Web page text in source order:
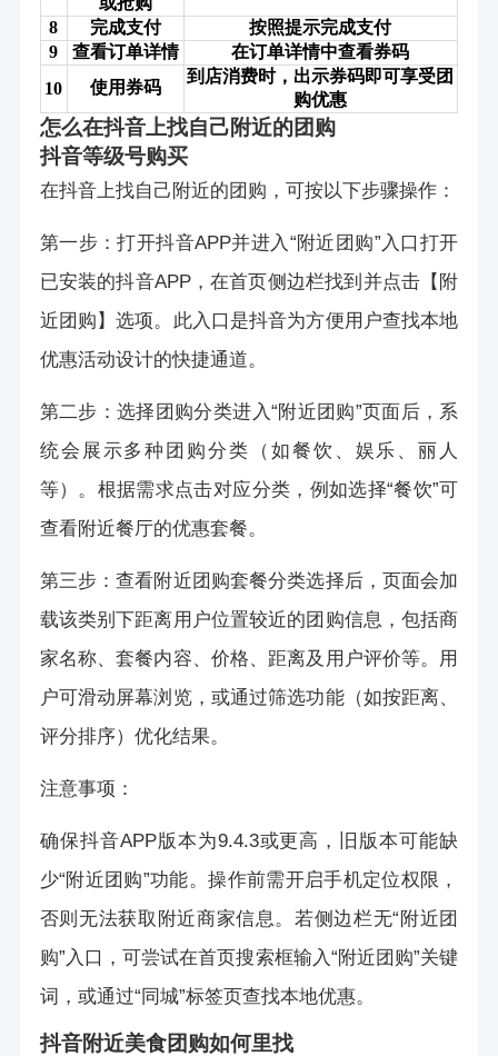
8
完成支付
按照提示完成支付
9
查看订单详情
在订单详情中查看券码
10
使用券码
到店消费时，出示券码即可享受团
购优惠
怎么在抖音上找自己附近的团购
抖音等级号购买
在抖音上找自己附近的团购，可按以下步骤操作：
第一步：打开抖音APP并进入“附近团购”入口打开
已安装的抖音APP，在首页侧边栏找到并点击【附
近团购】选项。此入口是抖音为方便用户查找本地
优惠活动设计的快捷通道。
第二步：选择团购分类进入“附近团购”页面后，系
统会展示多种团购分类（如餐饮、娱乐、丽人
等）。根据需求点击对应分类，例如选择“餐饮”可
查看附近餐厅的优惠套餐。
第三步：查看附近团购套餐分类选择后，页面会加
载该类别下距离用户位置较近的团购信息，包括商
家名称、套餐内容、价格、距离及用户评价等。用
户可滑动屏幕浏览，或通过筛选功能（如按距离、
评分排序）优化结果。
注意事项：
确保抖音APP版本为9.4.3或更高，旧版本可能缺
少“附近团购”功能。操作前需开启手机定位权限，
否则无法获取附近商家信息。若侧边栏无“附近团
购”入口，可尝试在首页搜索框输入“附近团购”关键
词，或通过“同城”标签页查找本地优惠。
抖音附近美食团购如何里找